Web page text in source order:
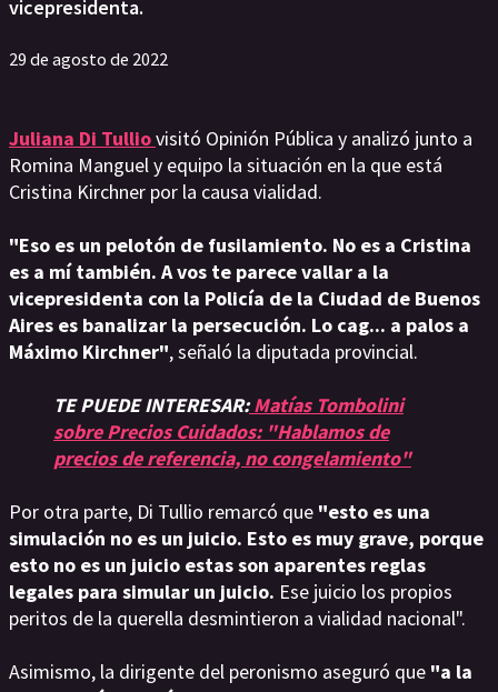
vicepresidenta.
29 de agosto de 2022
Juliana Di Tulliovisitó Opinión Pública y analizó junto a
Romina Manguel y equipo la situación en la que está
Cristina Kirchner por la causa vialidad.
"Eso es un pelotón de fusilamiento. No es a Cristina
es a mí también. A vos te parece vallar a la
vicepresidenta con la Policía de la Ciudad de Buenos
Aires es banalizar la persecución. Lo cag... a palos a
Máximo Kirchner", señaló la diputada provincial.
TE PUEDE INTERESAR:Matías Tombolini
sobre Precios Cuidados: "Hablamos de
precios de referencia, no congelamiento"
Por otra parte, Di Tullio remarcó que "esto es una
simulación no es un juicio. Esto es muy grave, porque
esto no es un juicio estas son aparentes reglas
legales para simular un juicio. Ese juicio los propios
peritos de la querella desmintieron a vialidad nacional".
Asimismo, la dirigente del peronismo aseguró que "a la